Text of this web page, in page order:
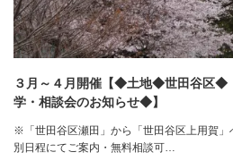
３月～４月開催【◆土地◆世田谷区◆
学・相談会のお知らせ◆】
※「世田谷区瀬田」から「世田谷区上用賀」
別日程にてご案内・無料相談可…